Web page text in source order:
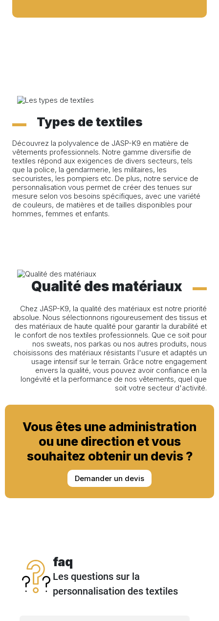
Types de textiles
Découvrez la polyvalence de JASP-K9 en matière de
vêtements professionnels. Notre gamme diversifie de
textiles répond aux exigences de divers secteurs, tels
que la police, la gendarmerie, les militaires, les
secouristes, les pompiers etc. De plus, notre service de
personnalisation vous permet de créer des tenues sur
mesure selon vos besoins spécifiques, avec une variété
de couleurs, de matières et de tailles disponibles pour
hommes, femmes et enfants.
Qualité des matériaux
Chez JASP-K9, la qualité des matériaux est notre priorité
absolue. Nous sélectionnons rigoureusement des tissus et
des matériaux de haute qualité pour garantir la durabilité et
le confort de nos textiles professionnels. Que ce soit pour
nos sweats, nos parkas ou nos autres produits, nous
choisissons des matériaux résistants l'usure et adaptés un
usage intensif sur le terrain. Grâce notre engagement
envers la qualité, vous pouvez avoir confiance en la
longévité et la performance de nos vêtements, quel que
soit votre secteur d'activité.
Vous êtes une administration
ou une direction et vous
souhaitez obtenir un devis ?
Demander un devis
faq
Les questions sur la
personnalisation des textiles